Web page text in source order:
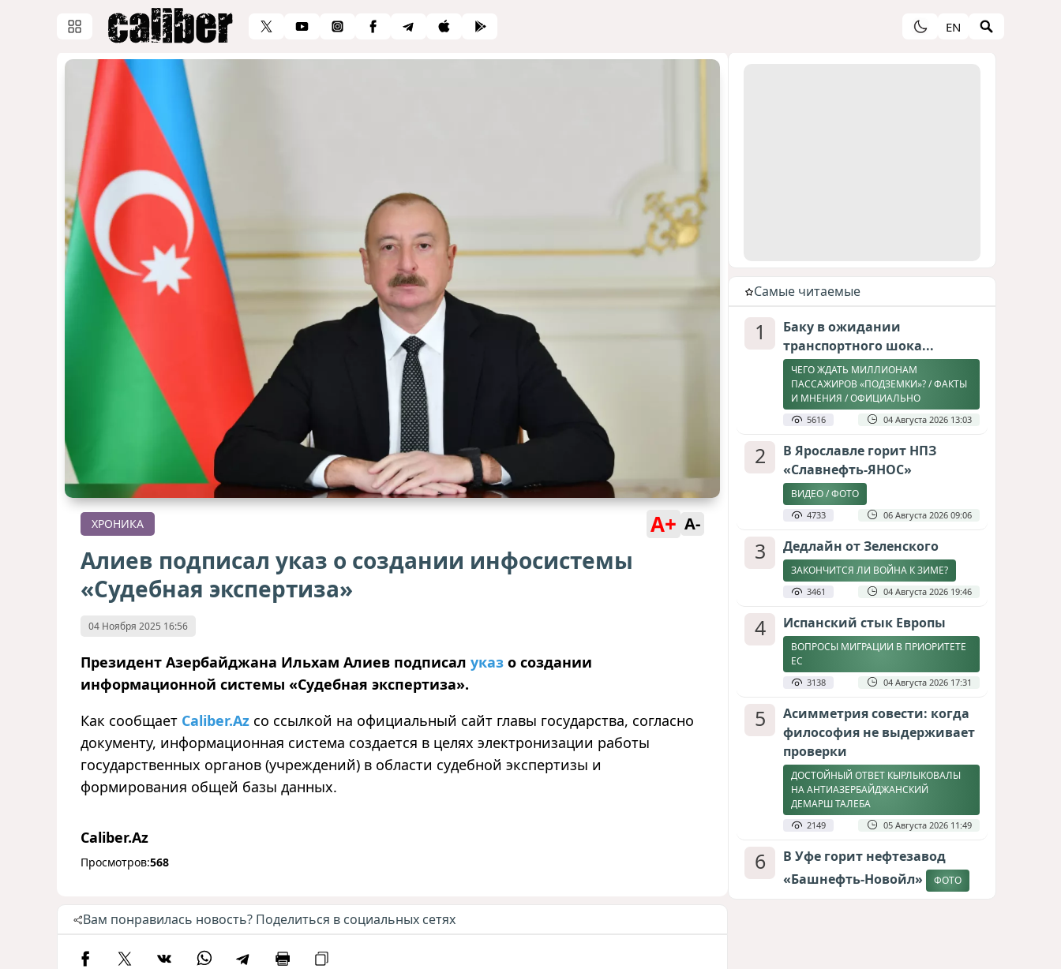
EN
ХРОНИКА A+ A-
Алиев подписал указ о создании инфосистемы
«Судебная экспертиза»
04 Ноября 2025 16:56
Президент Азербайджана Ильхам Алиев подписал указ о создании
информационной системы «Судебная экспертиза».
Как сообщает Caliber.Az со ссылкой на официальный сайт главы государства, согласно
документу, информационная система создается в целях электронизации работы
государственных органов (учреждений) в области судебной экспертизы и
формирования общей базы данных.
Caliber.Az
Просмотров:568
Вам понравилась новость? Поделиться в социальных сетях
Cамые читаемые
1
Баку в ожидании
транспортного шока...
ЧЕГО ЖДАТЬ МИЛЛИОНАМ
ПАССАЖИРОВ «ПОДЗЕМКИ»? / ФАКТЫ
И МНЕНИЯ / ОФИЦИАЛЬНО
5616 04 Августа 2026 13:03
2
В Ярославле горит НПЗ
«Славнефть-ЯНОС»
ВИДЕО / ФОТО
4733 06 Августа 2026 09:06
3 Дедлайн от Зеленского
ЗАКОНЧИТСЯ ЛИ ВОЙНА К ЗИМЕ?
3461 04 Августа 2026 19:46
4 Испанский стык Европы
ВОПРОСЫ МИГРАЦИИ В ПРИОРИТЕТЕ
ЕС
3138 04 Августа 2026 17:31
5
Асимметрия совести: когда
философия не выдерживает
проверки
ДОСТОЙНЫЙ ОТВЕТ КЫРЛЫКОВАЛЫ
НА АНТИАЗЕРБАЙДЖАНСКИЙ
ДЕМАРШ ТАЛЕБА
2149 05 Августа 2026 11:49
6
В Уфе горит нефтезавод
«Башнефть-Новойл»
ФОТО